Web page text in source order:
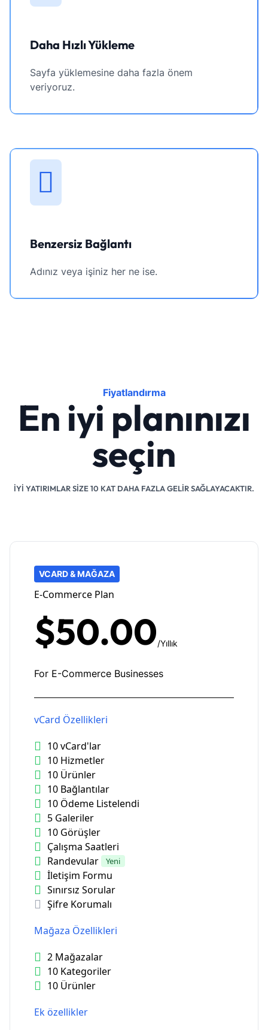
Daha Hızlı Yükleme
Sayfa yüklemesine daha fazla önem
veriyoruz.
Benzersiz Bağlantı
Adınız veya işiniz her ne ise.
Fiyatlandırma
En iyi planınızı
seçin
İYI YATIRIMLAR SIZE 10 KAT DAHA FAZLA GELIR SAĞLAYACAKTIR.
VCARD & MAĞAZA
E-Commerce Plan
$50.00/Yıllık
For E-Commerce Businesses
vCard Özellikleri
10 vCard'lar
10 Hizmetler
10 Ürünler
10 Bağlantılar
10 Ödeme Listelendi
5 Galeriler
10 Görüşler
Çalışma Saatleri
Randevular
Yeni
İletişim Formu
Sınırsız Sorular
Şifre Korumalı
Mağaza Özellikleri
2 Mağazalar
10 Kategoriler
10 Ürünler
Ek özellikler